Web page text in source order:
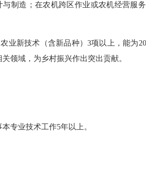
制造；在农机跨区作业或农机经营服
业新技术（含新品种）3项以上，能为
领域，为乡村振兴作出突出贡献。
专业技术工作5年以上。